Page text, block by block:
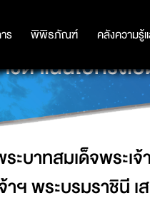
ร พิพิธภัณฑ์ คลังความรู้
ร พิพิธภัณฑ์ คลังความรู้
จพระราชดำเ
ชดำเนินไปทรง
ะบาทสมเด็จพระเ
าฯ พระบรมราชินี